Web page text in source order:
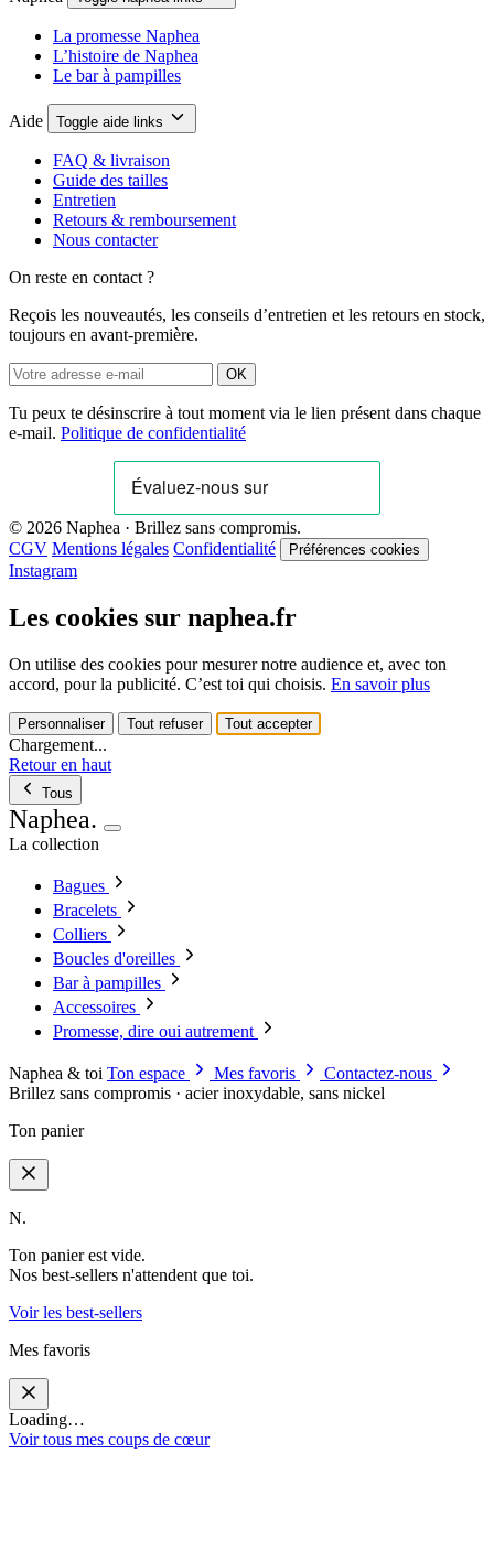
La promesse Naphea
L’histoire de Naphea
Le bar à pampilles
Aide Toggle aide links
FAQ & livraison
Guide des tailles
Entretien
Retours & remboursement
Nous contacter
On reste en contact ?
Reçois les nouveautés, les conseils d’entretien et les retours en stock,
toujours en avant-première.
OK
Tu peux te désinscrire à tout moment via le lien présent dans chaque
e-mail. Politique de confidentialité
© 2026 Naphea · Brillez sans compromis.
CGV Mentions légales Confidentialité Préférences cookies
Instagram
Les cookies sur naphea.fr
On utilise des cookies pour mesurer notre audience et, avec ton
accord, pour la publicité. C’est toi qui choisis. En savoir plus
Personnaliser Tout refuser Tout accepter
Chargement...
Retour en haut
Tous
Naphea.
La collection
Bagues
Bracelets
Colliers
Boucles d'oreilles
Bar à pampilles
Accessoires
Promesse, dire oui autrement
Naphea & toi Ton espace Mes favoris
Contactez-nous
Brillez sans compromis · acier inoxydable, sans nickel
Ton panier
N.
Ton panier est vide.
Nos best-sellers n'attendent que toi.
Voir les best-sellers
Mes favoris
Loading…
Voir tous mes coups de cœur